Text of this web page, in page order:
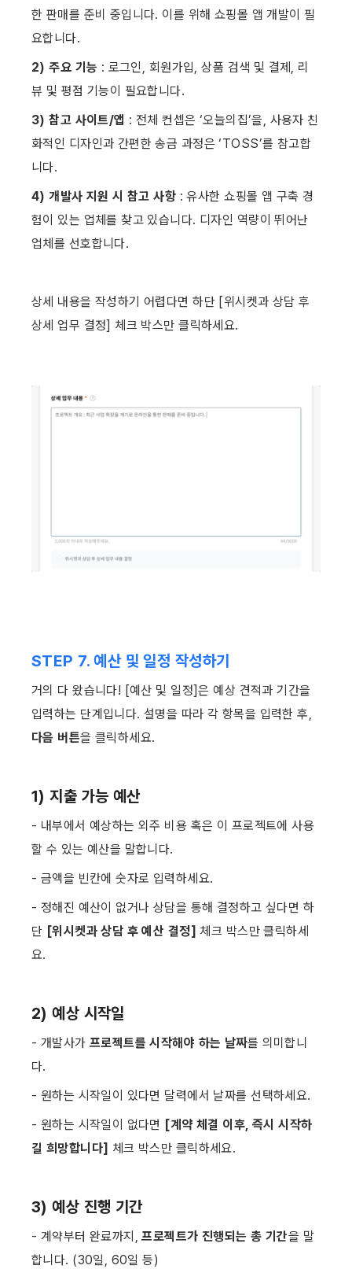
한 판매를 준비 중입니다. 이를 위해 쇼핑몰 앱 개발이 필
요합니다.
2) 주요 기능 : 로그인, 회원가입, 상품 검색 및 결제, 리
뷰 및 평점 기능이 필요합니다.
3) 참고 사이트/앱 : 전체 컨셉은 ‘오늘의집’을, 사용자 친
화적인 디자인과 간편한 송금 과정은 ‘TOSS’를 참고합
니다.
4) 개발사 지원 시 참고 사항 : 유사한 쇼핑몰 앱 구축 경
험이 있는 업체를 찾고 있습니다. 디자인 역량이 뛰어난
업체를 선호합니다.
상세 내용을 작성하기 어렵다면 하단 [위시켓과 상담 후
상세 업무 결정] 체크 박스만 클릭하세요. ​
STEP 7. 예산 및 일정 작성하기
거의 다 왔습니다! [예산 및 일정]은 예상 견적과 기간을
다음 버튼을 클릭하세요. ​
1) 지출 가능 예산
- 내부에서 예상하는 외주 비용 혹은 이 프로젝트에 사용
할 수 있는 예산을 말합니다.
- 금액을 빈칸에 숫자로 입력하세요.
- 정해진 예산이 없거나 상담을 통해 결정하고 싶다면 하
단 [위시켓과 상담 후 예산 결정] 체크 박스만 클릭하세
요. ​
2) 예상 시작일
- 개발사가 프로젝트를 시작해야 하는 날짜를 의미합니
다.
- 원하는 시작일이 있다면 달력에서 날짜를 선택하세요.
- 원하는 시작일이 없다면 [계약 체결 이후, 즉시 시작하
길 희망합니다] 체크 박스만 클릭하세요. ​
3) 예상 진행 기간
- 계약부터 완료까지, 프로젝트가 진행되는 총 기간을 말
합니다. (30일, 60일 등)